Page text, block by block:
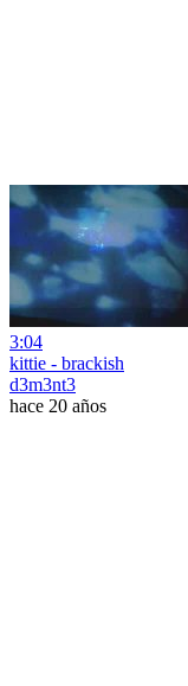
3:04
kittie - brackish
d3m3nt3
hace 20 años